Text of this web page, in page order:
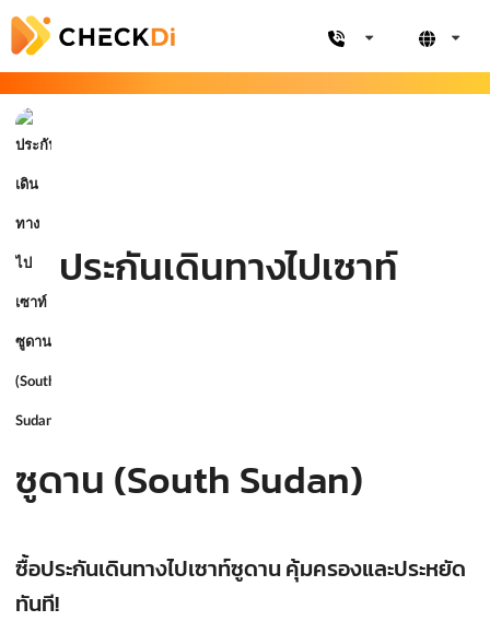
ประกันเดินทางไปเซาท์
ซูดาน (South Sudan)
ซื้อประกันเดินทางไปเซาท์ซูดาน คุ้มครองและประหยัด
ทันที!